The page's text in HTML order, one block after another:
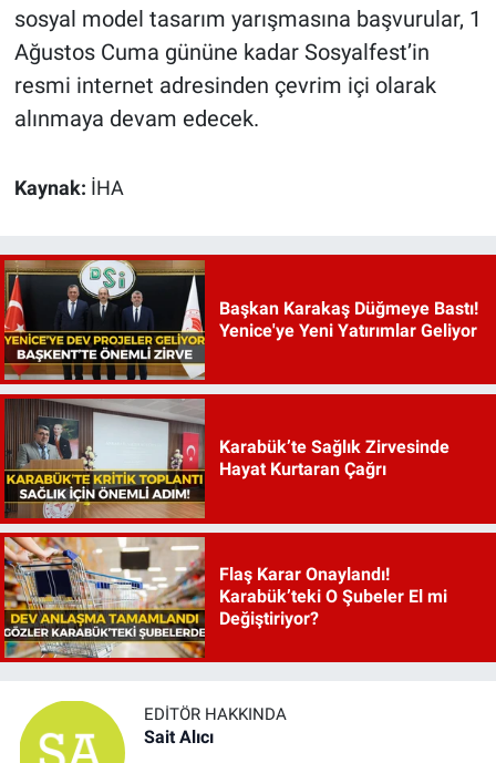
sosyal model tasarım yarışmasına başvurular, 1
Ağustos Cuma gününe kadar Sosyalfest’in
resmi internet adresinden çevrim içi olarak
alınmaya devam edecek.
Kaynak: İHA
Başkan Karakaş Düğmeye Bastı!
Yenice'ye Yeni Yatırımlar Geliyor
Karabük’te Sağlık Zirvesinde
Hayat Kurtaran Çağrı
Flaş Karar Onaylandı!
Karabük’teki O Şubeler El mi
Değiştiriyor?
EDITÖR HAKKINDA
Sait Alıcı